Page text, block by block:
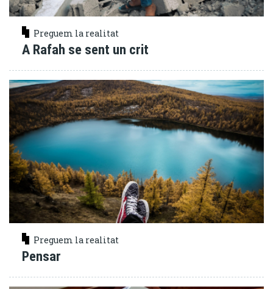
Preguem la realitat
A Rafah se sent un crit
Preguem la realitat
Pensar